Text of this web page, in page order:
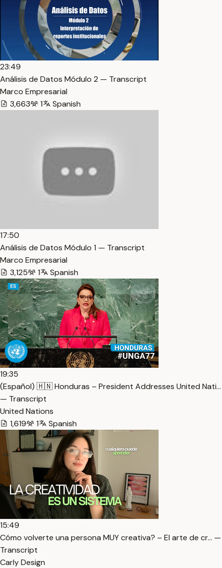
23:49
Análisis de Datos Módulo 2 — Transcript
Marco Empresarial
3,663
1 Spanish
17:50
Análisis de Datos Módulo 1 — Transcript
Marco Empresarial
3,125
1 Spanish
19:35
(Español) 🇭🇳 Honduras – President Addresses United Nati…
— Transcript
United Nations
1,619
1 Spanish
15:49
Cómo volverte una persona MUY creativa? – El arte de cr… —
Transcript
Carly Design